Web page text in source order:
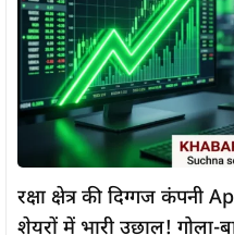
रक्षा क्षेत्र की दिग्गज
शेयरों में भारी उछाल! गोला-